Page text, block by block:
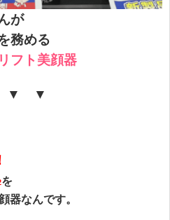
が
務める
フト美顔器
▼ ▼
を
器なんです。